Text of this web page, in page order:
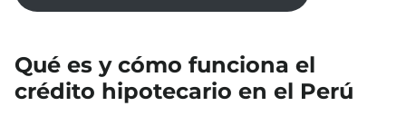
Qué es y cómo funciona el
crédito hipotecario en el Perú